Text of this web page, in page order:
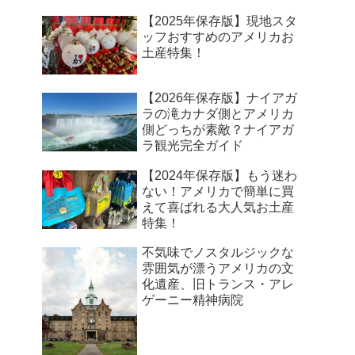
【2025年保存版】現地スタ
ッフおすすめのアメリカお
土産特集！
【2026年保存版】ナイアガ
ラの滝カナダ側とアメリカ
側どっちが素敵？ナイアガ
ラ観光完全ガイド
【2024年保存版】もう迷わ
ない！アメリカで簡単に買
えて喜ばれる大人気お土産
特集！
不気味でノスタルジックな
雰囲気が漂うアメリカの文
化遺産、旧トランス・アレ
ゲーニー精神病院